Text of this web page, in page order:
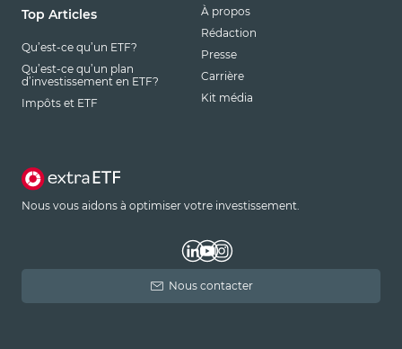
Top Articles
Qu’est-ce qu’un ETF?
Qu’est-ce qu’un plan
d’investissement en ETF?
Impôts et ETF
À propos
Rédaction
Presse
Carrière
Kit média
Nous vous aidons à optimiser votre investissement.
Nous contacter